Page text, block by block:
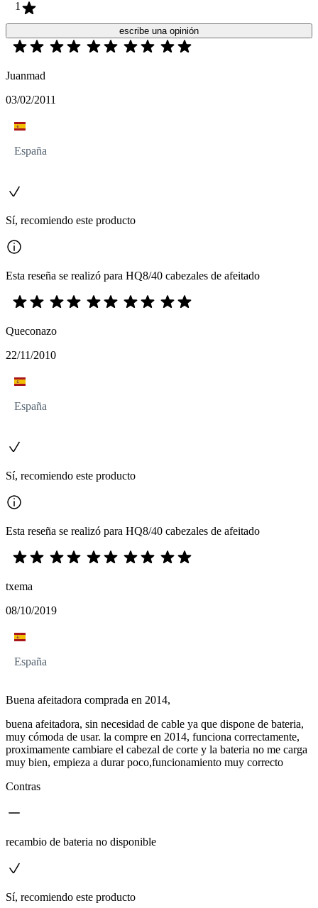
1
escribe una opinión
Juanmad
03/02/2011
España
Sí, recomiendo este producto
Esta reseña se realizó para HQ8/40 cabezales de afeitado
Queconazo
22/11/2010
España
Sí, recomiendo este producto
Esta reseña se realizó para HQ8/40 cabezales de afeitado
txema
08/10/2019
España
Buena afeitadora comprada en 2014,
buena afeitadora, sin necesidad de cable ya que dispone de bateria,
muy cómoda de usar. la compre en 2014, funciona correctamente,
proximamente cambiare el cabezal de corte y la bateria no me carga
muy bien, empieza a durar poco,funcionamiento muy correcto
Contras
recambio de bateria no disponible
Sí, recomiendo este producto